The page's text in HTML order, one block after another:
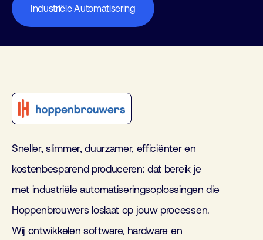
Industriële Automatisering
Sneller, s limmer, duurzamer, efficiënter en
kostenbesparend produceren: dat bereik je
met industriëleautomatiseringsoplossingen die
Hoppenbrouwers loslaat op jouw processen.
Wij ontwikkelen software, hardware en